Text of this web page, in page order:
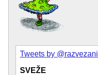
Tweets by @razvezani
SVEŽE